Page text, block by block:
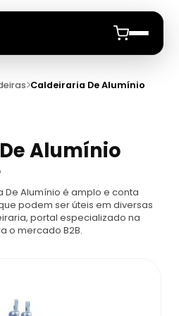
Celulose
Caldeiras
De Caldeiras A Gás
Caldeiraria De Alumínio
Alumínio
Alumínio é amplo e conta
podem ser úteis em diversas
portal especializado na
o mercado B2B.